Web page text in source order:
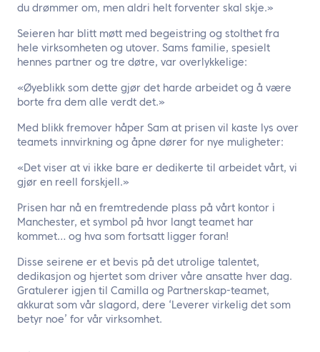
du drømmer om, men aldri helt forventer skal skje.»
Seieren har blitt møtt med begeistring og stolthet fra
hele virksomheten og utover. Sams familie, spesielt
hennes partner og tre døtre, var overlykkelige:
«Øyeblikk som dette gjør det harde arbeidet og å være
borte fra dem alle verdt det.»
Med blikk fremover håper Sam at prisen vil kaste lys over
teamets innvirkning og åpne dører for nye muligheter:
«Det viser at vi ikke bare er dedikerte til arbeidet vårt, vi
gjør en reell forskjell.»
Prisen har nå en fremtredende plass på vårt kontor i
Manchester, et symbol på hvor langt teamet har
kommet… og hva som fortsatt ligger foran!
Disse seirene er et bevis på det utrolige talentet,
dedikasjon og hjertet som driver våre ansatte hver dag.
Gratulerer igjen til Camilla og Partnerskap-teamet,
akkurat som vår slagord, dere ‘Leverer virkelig det som
betyr noe’ for vår virksomhet.